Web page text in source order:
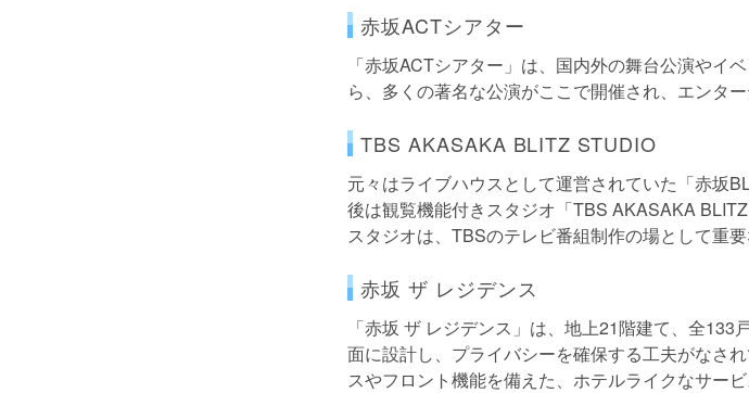
赤坂ACTシアター
「赤坂ACTシアター」は、国内外の舞台公演やイ
ら、多くの著名な公演がここで開催され、エンタ
TBS AKASAKA BLITZ STUDIO
元々はライブハウスとして運営されていた「赤坂
後は観覧機能付きスタジオ「TBS AKASAKA
スタジオは、TBSのテレビ番組制作の場として重要
赤坂 ザ レジデンス
「赤坂 ザ レジデンス」は、地上21階建て、全
面に設計し、プライバシーを確保する工夫がなさ
スやフロント機能を備えた、ホテルライクなサービ